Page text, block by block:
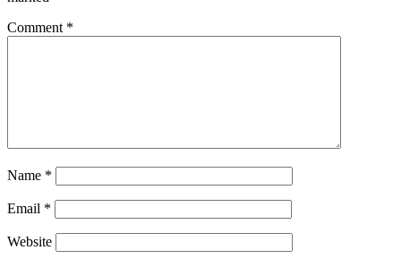
Comment *
Name *
Email *
Website